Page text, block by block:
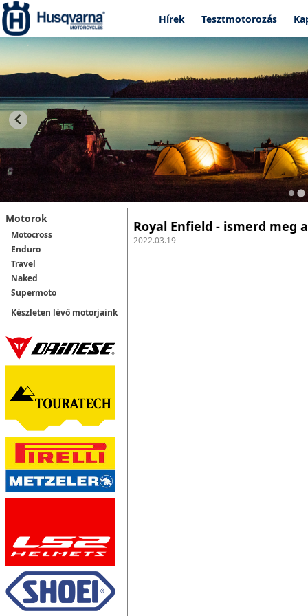
Hírek Tesztmotorozás
Motorok
Motocross
Enduro
Travel
Naked
Supermoto
Készleten lévő motorjaink
Royal Enfield - ismerd
2022.03.19